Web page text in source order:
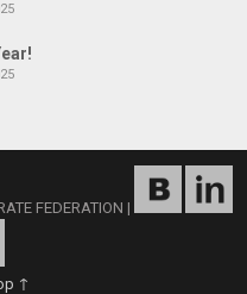
FEDERATION |
↑